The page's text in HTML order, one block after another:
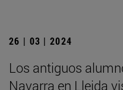
26 | 03 | 2024
Los antiguos
Navarra en Lleida